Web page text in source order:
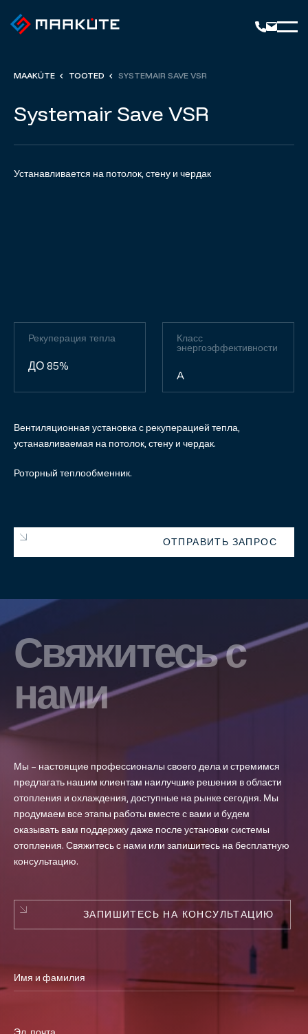
MAAKÜTE TOOTED SYSTEMAIR SAVE VSR
Systemair Save VSR
Устанавливается на потолок, стену и чердак
Рекуперация тепла
ДО 85%
Класс
энергоэффективности
A
Вентиляционная установка с рекуперацией тепла,
устанавливаемая на потолок, стену и чердак.
Роторный теплообменник.
ОТПРАВИТЬ ЗАПРОС
Свяжитесь с
нами
Мы – настоящие профессионалы своего дела и стремимся
предлагать нашим клиентам наилучшие решения в области
отопления и охлаждения, доступные на рынке сегодня. Мы
продумаем все этапы работы вместе с вами и будем
оказывать вам поддержку даже после установки системы
отопления. Свяжитесь с нами или запишитесь на бесплатную
консультацию.
ЗАПИШИТЕСЬ НА КОНСУЛЬТАЦИЮ